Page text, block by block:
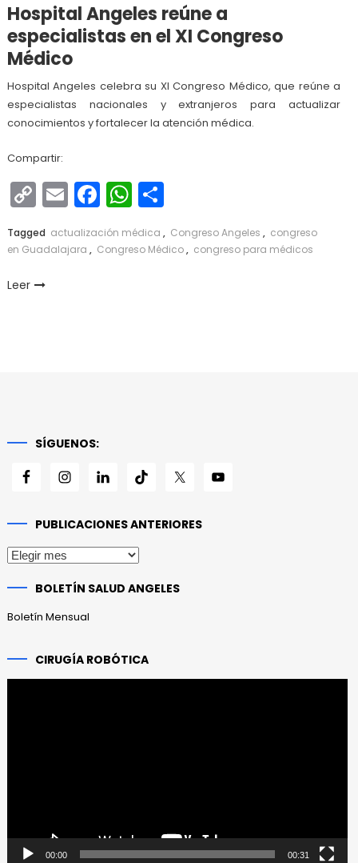
Hospital Angeles reúne a
especialistas en el XI Congreso
Médico
Hospital Angeles celebra su XI Congreso Médico, que reúne a
especialistas nacionales y extranjeros para actualizar
conocimientos y fortalecer la atención médica.
Compartir:
Copy
Link
EmailFacebook
WhatsApp
Compartir
Tagged actualización médica , Congreso Angeles , congreso
en Guadalajara , Congreso Médico, congreso para médicos
Leer
SÍGUENOS:
PUBLICACIONES ANTERIORES
Publicaciones
BOLETÍN SALUD ANGELES
Boletín Mensual
CIRUGÍA ROBÓTICA
00:00 00:31